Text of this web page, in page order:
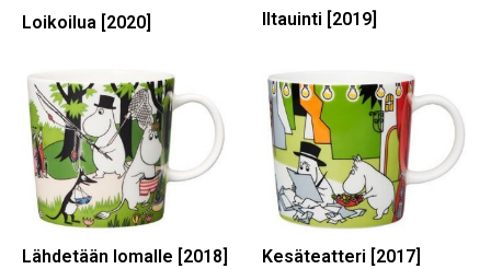
Loikoilua [2020] Iltauinti [2019]
Lähdetään lomalle [2018] Kesäteatteri [2017]